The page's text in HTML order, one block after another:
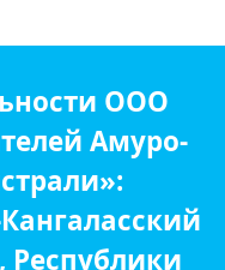
ООО
Амуро-
Республики